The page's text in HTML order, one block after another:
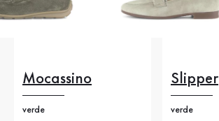
Mocassino
verde
Slipper
verde